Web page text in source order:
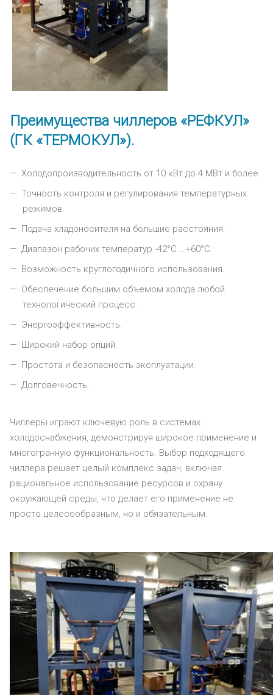
Преимущества чиллеров «РЕФКУЛ»
(ГК «ТЕРМОКУЛ»).
Холодопроизводительность от 10 кВт до 4 МВт и более.
Точность контроля и регулирования температурных
режимов.
Подача хладоносителя на большие расстояния.
Диапазон рабочих температур -42°С …+60°С.
Возможность круглогодичного использования.
Обеспечение большим объемом холода любой
технологический процесс.
Энергоэффективность.
Широкий набор опций.
Простота и безопасность эксплуатации.
Долговечность.
Чиллеры играют ключевую роль в системах
холодоснабжения, демонстрируя широкое применение и
многогранную функциональность. Выбор подходящего
чиллера решает целый комплекс задач, включая
рациональное использование ресурсов и охрану
окружающей среды, что делает его применение не
просто целесообразным, но и обязательным.